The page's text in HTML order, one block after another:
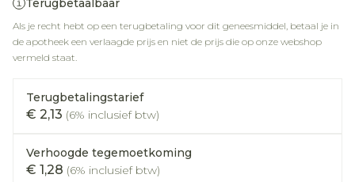
Terugbetaalbaar
Als je recht hebt op een terugbetaling voor dit geneesmiddel, betaal je in
de apotheek een verlaagde prijs en niet de prijs die op onze webshop
vermeld staat.
Terugbetalingstarief
€ 2,13 (6% inclusief btw)
Verhoogde tegemoetkoming
€ 1,28 (6% inclusief btw)